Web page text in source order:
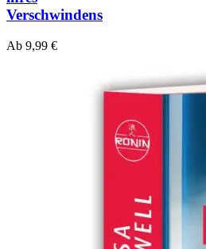
Verschwindens
Ab 9,99 €